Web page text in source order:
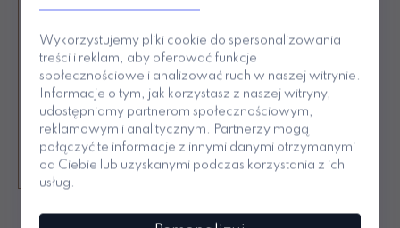
normalizuje trudności rodzica („jeśli jesteś
zmęczony – to w porządku”)
skupia się na relacji , nie na „naprawianiu
dziecka”
W środku znajdziesz m.in.:
czym naprawdę jest pewność siebie u
dziecka 3–6 lat (i dlaczego nie jest tym, co
Darmowa dostawa od 99 zł
Nr 1 wśród kapci do przedszkola
Płatność PayPo za 30 dni
30 dni na zwrot
Ponad 10 lat na rynku
Sprzedaż ponad 537 tys par
Wykorzystujemy pliki cookie do spersonalizowania
treści i reklam, aby oferować funkcje
społecznościowe i analizować ruch w naszej witrynie.
Informacje o tym, jak korzystasz z naszej witryny,
udostępniamy partnerom społecznościowym,
reklamowym i analitycznym. Partnerzy mogą
połączyć te informacje z innymi danymi otrzymanymi
od Ciebie lub uzyskanymi podczas korzystania z ich
usług.